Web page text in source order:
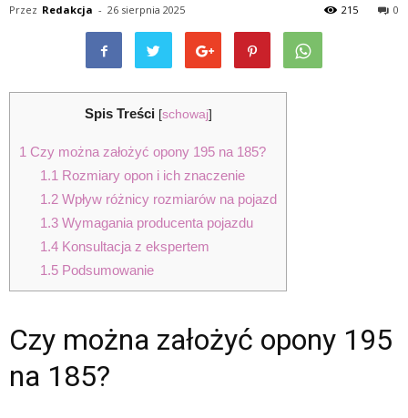
Przez Redakcja - 26 sierpnia 2025 0
215
Spis Treści [schowaj]
1 Czy można założyć opony 195 na 185?
1.1 Rozmiary opon i ich znaczenie
1.2Wpływ różnicy rozmiarów na pojazd
1.3Wymagania producenta pojazdu
1.4Konsultacja z ekspertem
1.5Podsumowanie
Czy można założyć opony 195
na 185?